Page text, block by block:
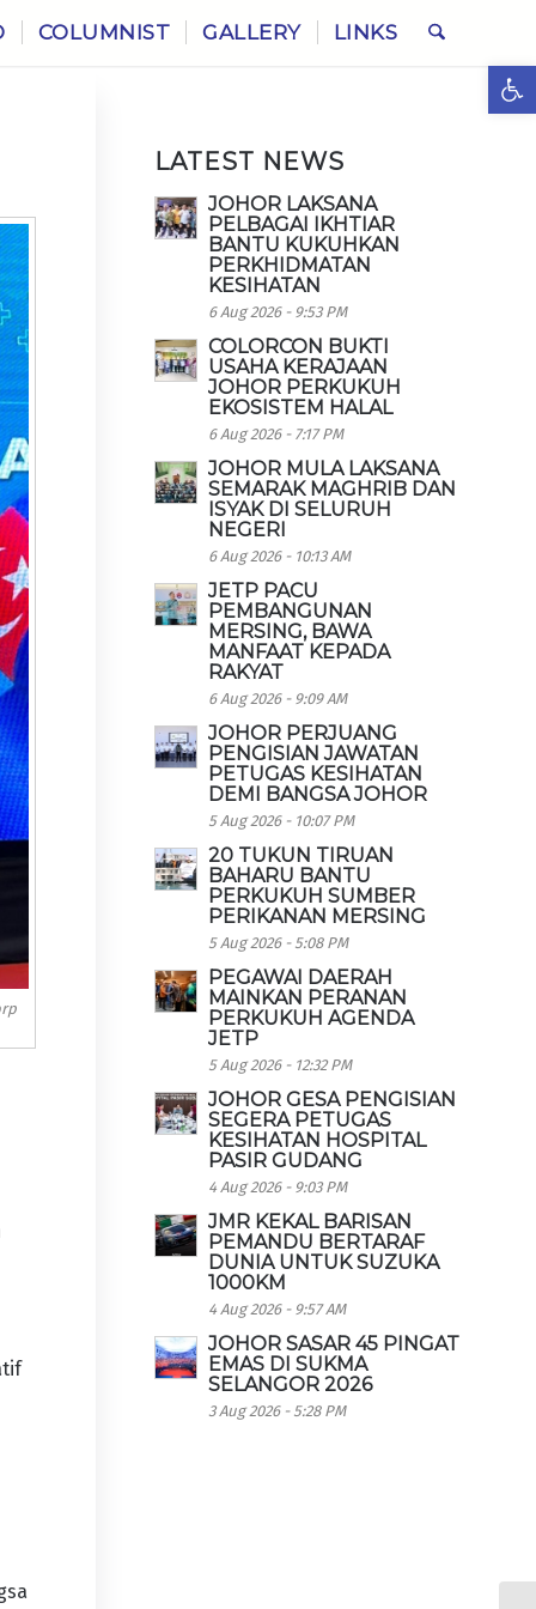
COLUMNIST GALLERY LINKS
LATEST NEWS
JOHOR LAKSANA
PELBAGAI IKHTIAR
BANTU KUKUHKAN
PERKHIDMATAN
KESIHATAN
6 Aug 2026 - 9:53 PM
COLORCON BUKTI
USAHA KERAJAAN
JOHOR PERKUKUH
EKOSISTEM HALAL
6 Aug 2026 - 7:17 PM
JOHOR MULA LAKSANA
SEMARAK MAGHRIB DAN
ISYAK DI SELURUH
NEGERI
6 Aug 2026 - 10:13 AM
JETP PACU
PEMBANGUNAN
MERSING, BAWA
MANFAAT KEPADA
RAKYAT
6 Aug 2026 - 9:09 AM
JOHOR PERJUANG
PENGISIAN JAWATAN
PETUGAS KESIHATAN
DEMI BANGSA JOHOR
5 Aug 2026 - 10:07 PM
20 TUKUN TIRUAN
BAHARU BANTU
PERKUKUH SUMBER
PERIKANAN MERSING
5 Aug 2026 - 5:08 PM
PEGAWAI DAERAH
MAINKAN PERANAN
PERKUKUH AGENDA
JETP
5 Aug 2026 - 12:32 PM
JOHOR GESA PENGISIAN
SEGERA PETUGAS
KESIHATAN HOSPITAL
PASIR GUDANG
4 Aug 2026 - 9:03 PM
JMR KEKAL BARISAN
PEMANDU BERTARAF
DUNIA UNTUK SUZUKA
1000KM
4 Aug 2026 - 9:57 AM
JOHOR SASAR 45 PINGAT
EMAS DI SUKMA
SELANGOR 2026
3 Aug 2026 - 5:28 PM